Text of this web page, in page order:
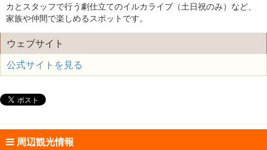
カとスタッフで行う劇仕立てのイルカライブ（土日祝のみ）など、
家族や仲間で楽しめるスポットです。
ウェブサイト
公式サイトを見る
周辺観光情報